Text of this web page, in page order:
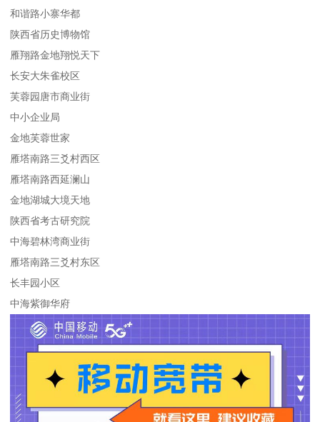
和谐路小寨华都
陕西省历史博物馆
雁翔路金地翔悦天下
长安大朱雀校区
芙蓉园唐市商业街
中小企业局
金地芙蓉世家
雁塔南路三爻村西区
雁塔南路西延澜山
金地湖城大境天地
陕西省考古研究院
中海碧林湾商业街
雁塔南路三爻村东区
长丰园小区
中海紫御华府